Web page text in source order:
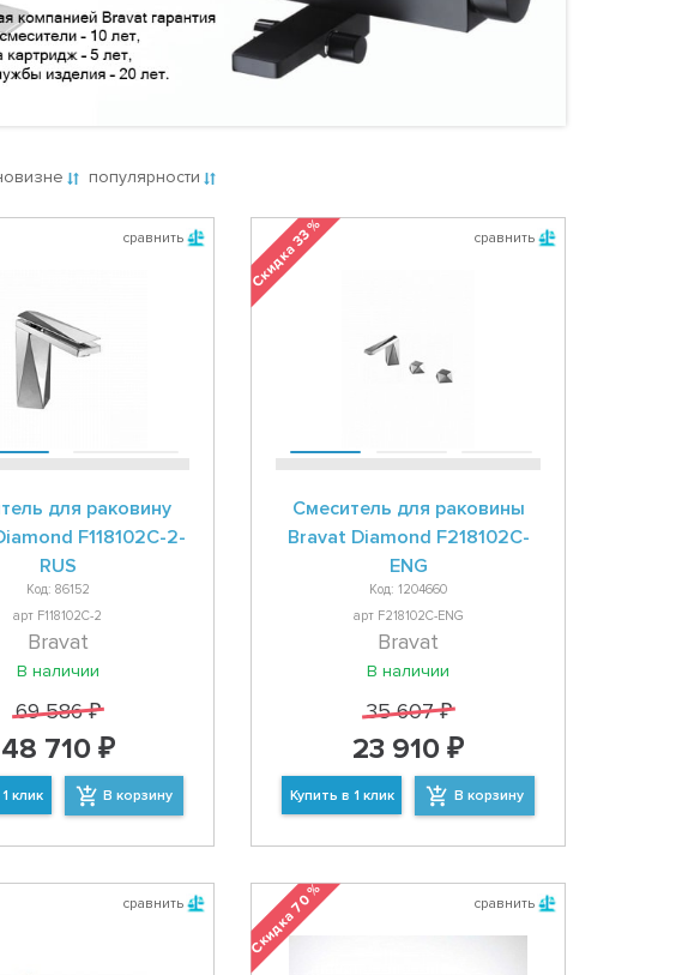
популярности
сравнить
для раковину
F118102C-2-
RUS
Код: 86152
арт F118102C-2
Bravat
В наличии
69 586 ₽
48 710 ₽
клик В корзину
сравнить
Скидка 33 %
Смеситель для раковины
Bravat Diamond F218102C-
ENG
Код: 1204660
арт F218102C-ENG
Bravat
В наличии
35 607 ₽
23 910 ₽
Купить в 1 клик В корзину
сравнить сравнить
Скидка 70 %